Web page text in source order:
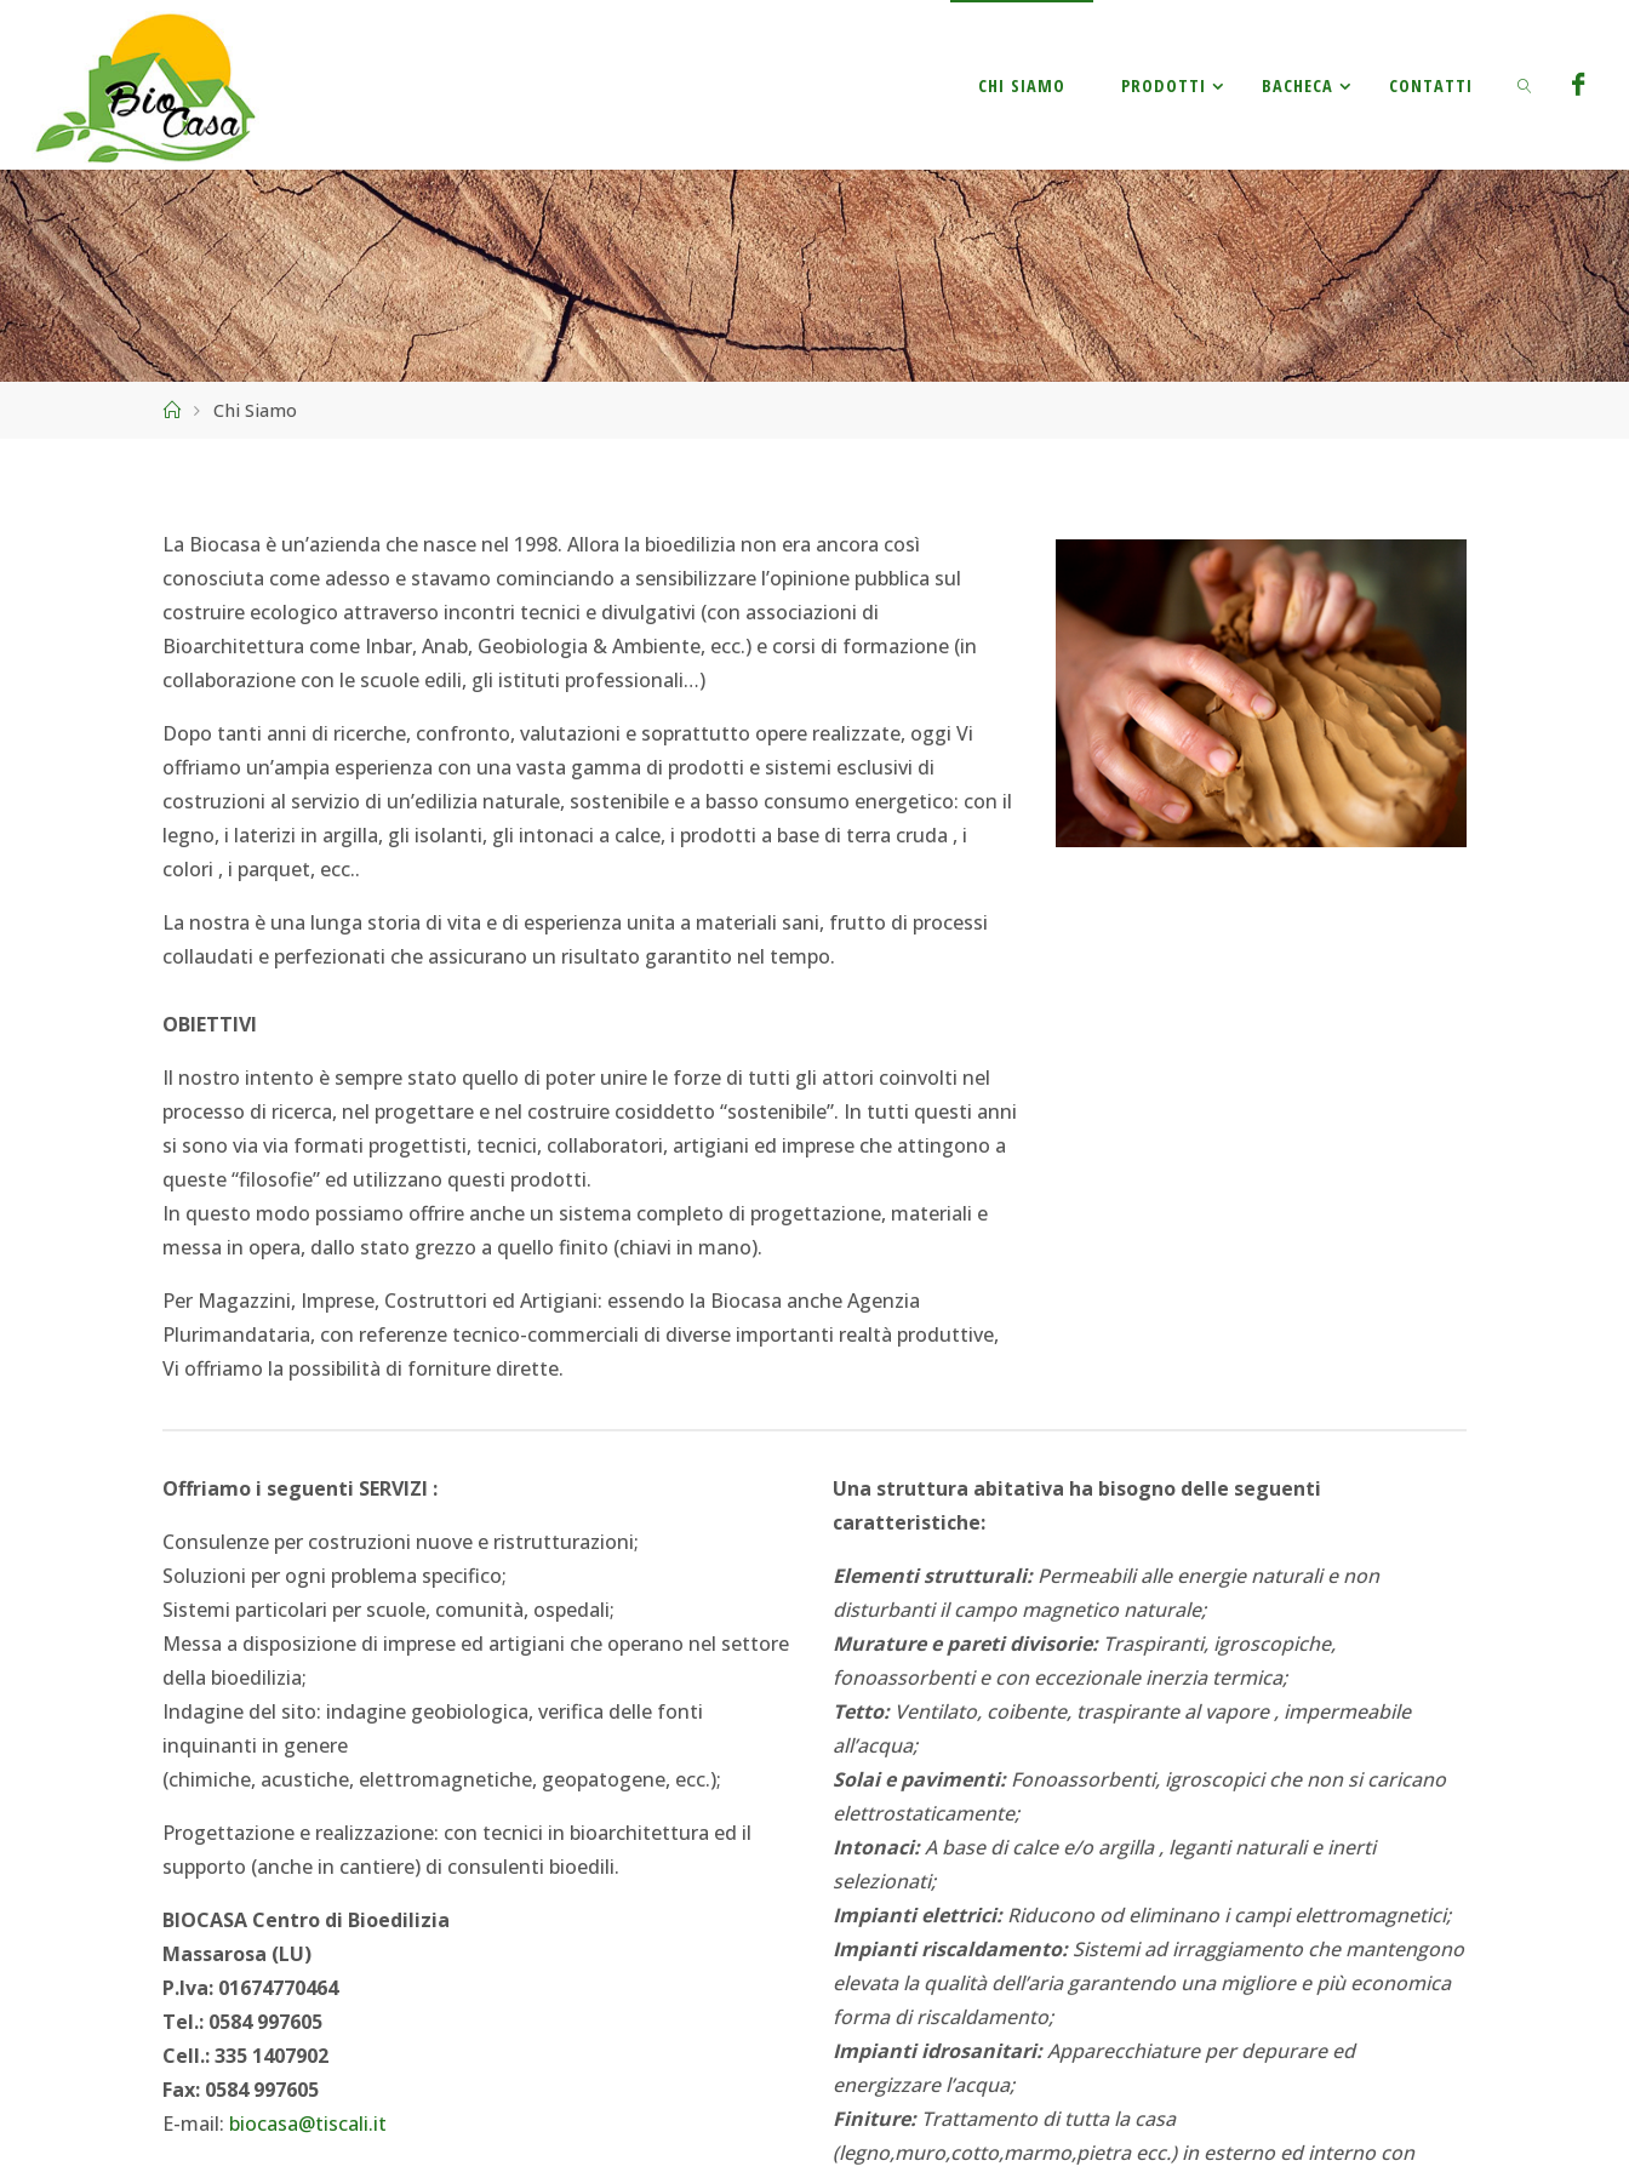
contenuto
CHI SIAMO PRODOTTI BACHECA CONTATTI Ricerca
HomeChi Siamo
La Biocasa è un’azienda che nasce nel 1998. Allora la bioedilizia non era ancora così
conosciuta come adesso e stavamo cominciando a sensibilizzare l’opinione pubblica sul
costruire ecologico attraverso incontri tecnici e divulgativi (con associazioni di
Bioarchitettura come Inbar, Anab, Geobiologia & Ambiente, ecc.) e corsi di formazione (in
collaborazione con le scuole edili, gli istituti professionali…)
Dopo tanti anni di ricerche, confronto, valutazioni e soprattutto opere realizzate, oggi Vi
offriamo un’ampia esperienza con una vasta gamma di prodotti e sistemi esclusivi di
costruzioni al servizio di un’edilizia naturale, sostenibile e a basso consumo energetico: con il
legno, i laterizi in argilla, gli isolanti, gli intonaci a calce, i prodotti a base di terra cruda , i
colori , i parquet, ecc..
La nostra è una lunga storia di vita e di esperienza unita a materiali sani, frutto di processi
collaudati e perfezionati che assicurano un risultato garantito nel tempo.
OBIETTIVI
Il nostro intento è sempre stato quello di poter unire le forze di tutti gli attori coinvolti nel
processo di ricerca, nel progettare e nel costruire cosiddetto “sostenibile”. In tutti questi anni
si sono via via formati progettisti, tecnici, collaboratori, artigiani ed imprese che attingono a
queste “filosofie” ed utilizzano questi prodotti.
In questo modo possiamo offrire anche un sistema completo di progettazione, materiali e
messa in opera, dallo stato grezzo a quello finito (chiavi in mano).
Per Magazzini, Imprese, Costruttori ed Artigiani: essendo la Biocasa anche Agenzia
Plurimandataria, con referenze tecnico-commerciali di diverse importanti realtà produttive,
Vi offriamo la possibilità di forniture dirette.
Offriamo i seguenti SERVIZI :
Consulenze per costruzioni nuove e ristrutturazioni;
Soluzioni per ogni problema specifico;
Sistemi particolari per scuole, comunità, ospedali;
Messa a disposizione di imprese ed artigiani che operano nel settore
della bioedilizia;
Indagine del sito: indagine geobiologica, verifica delle fonti
inquinanti in genere
(chimiche, acustiche, elettromagnetiche, geopatogene, ecc.);
Progettazione e realizzazione: con tecnici in bioarchitettura ed il
supporto (anche in cantiere) di consulenti bioedili.
BIOCASA Centro di Bioedilizia
Massarosa (LU)
P.Iva: 01674770464
Tel.: 0584 997605
Cell.: 335 1407902
Fax: 0584 997605
E-mail: biocasa@tiscali.it
Una struttura abitativa ha bisogno delle seguenti
caratteristiche:
Elementi strutturali:Permeabili alle energie naturali e non
disturbanti il campo magnetico naturale;
Murature e pareti divisorie:Traspiranti, igroscopiche,
fonoassorbenti e con eccezionale inerzia termica;
Tetto:Ventilato, coibente, traspirante al vapore , impermeabile
all’acqua;
Solai e pavimenti:Fonoassorbenti, igroscopici che non si caricano
elettrostaticamente;
Intonaci:A base di calce e/o argilla , leganti naturali e inerti
selezionati;
Impianti elettrici:Riducono od eliminano i campi elettromagnetici;
Impianti riscaldamento:Sistemi ad irraggiamento che mantengono
elevata la qualità dell’aria garantendo una migliore e più economica
forma di riscaldamento;
Impianti idrosanitari:Apparecchiature per depurare ed
energizzare l’acqua;
Finiture:Trattamento di tutta la casa
(legno,muro,cotto,marmo,pietra ecc.) in esterno ed interno con